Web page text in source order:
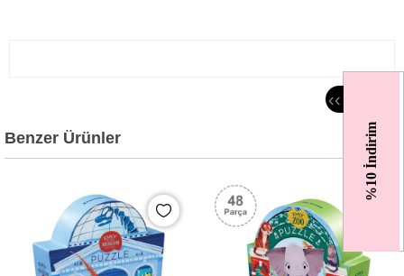
%10 İndirim
‹‹
Benzer Ürünler